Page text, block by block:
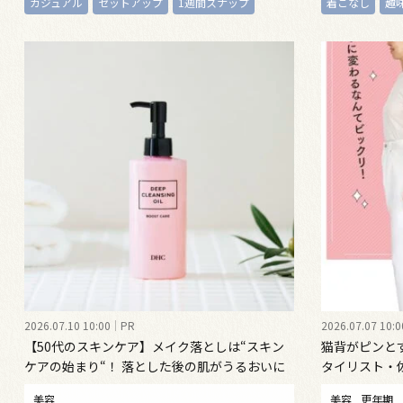
2026.07.10 10:00 PR
【50代のスキンケア】メイク落としは“スキン
ケアの始まり“！ 落とした後の肌がうるおいに
美容
2026.07.07
猫背がピンと
タイリスト・
美容 更年期